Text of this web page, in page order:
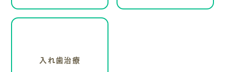
入れ歯治療